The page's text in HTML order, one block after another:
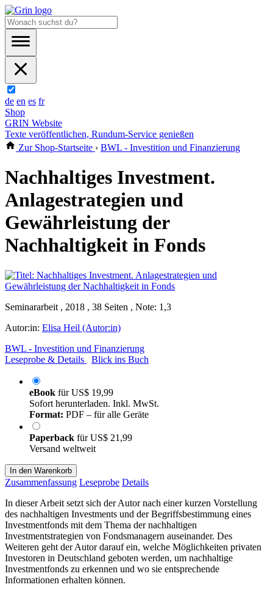
de en es fr
Shop
GRIN Website
Texte veröffentlichen, Rundum-Service genießen
Zur Shop-Startseite › BWL - Investition und Finanzierung
Nachhaltiges Investment.
Anlagestrategien und
Gewährleistung der
Nachhaltigkeit in Fonds
Seminararbeit , 2018 , 38 Seiten , Note: 1,3
Autor:in: Elisa Heil (Autor:in)
BWL - Investition und Finanzierung
Leseprobe & Details
Blick ins Buch
eBook fürUS$ 19,99
Sofort herunterladen. Inkl. MwSt.
Format: PDF – für alle Geräte
Paperback fürUS$ 21,99
Versand weltweit
In den Warenkorb
Zusammenfassung Leseprobe Details
In dieser Arbeit setzt sich der Autor nach einer kurzen Vorstellung
des nachhaltigen Investments und der Begriffsbestimmung eines
Investmentfonds mit dem Thema der nachhaltigen
Investmentstrategien von Fondsmanagern auseinander. Des
Weiteren geht der Autor darauf ein, welche Möglichkeiten privaten
Investoren in Deutschland geboten werden, um nachhaltige
Investmentfonds zu erkennen und wo sie entsprechende
Informationen erhalten können.